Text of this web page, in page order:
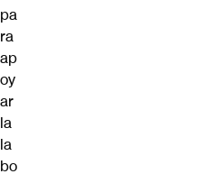
pa
ra
ap
oy
ar
la
la
bo